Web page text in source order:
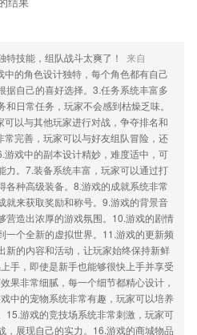
特写；
票二维码,查验发票真伪以及发票所有
值税普通发票、增值税电子普通发票、
普通发票(通行费)、机动车销售统一
链发票等
机版软件优势
快速进行学习，比较轻松随意学习，不
就可以在自己空闲的时候给自己的宝宝
海量试题，尽在掌中，随做随学。
特技能，组队战斗太爽了！
来自
中的角色设计独特，每个角色都有自己
据自己的喜好选择。3.任务系统丰富多
日常任务，玩家不会感到枯燥乏味。
以与其他玩家进行对战，争夺排名和
常完善，玩家可以与好友组队冒险，还
游戏中的副本设计精妙，难度适中，可
力。7.装备系统丰富，玩家可以通过打
各种高级装备。8.游戏的成就系统非常
就来获取奖励和称号。9.游戏的背景音
营造出浓厚的游戏氛围。10.游戏的剧情
一个全新的虚拟世界。11.游戏的更新频
新的内容和活动，让玩家始终保持新鲜
手，即使是新手也能够很快上手并享受
果非常细腻，每一个细节都精心设计，
中的宠物系统非常有趣，玩家可以培养
15.游戏的竞技场系统非常刺激，玩家可
，展现自己的实力。16.游戏的商城物品